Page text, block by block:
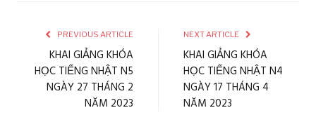
PREVIOUS ARTICLE
KHAI GIẢNG KHÓA
HỌC TIẾNG NHẬT N5
NGÀY 27 THÁNG 2
NĂM 2023
NEXT ARTICLE
KHAI GIẢNG KHÓA
HỌC TIẾNG NHẬT N4
NGÀY 17 THÁNG 4
NĂM 2023